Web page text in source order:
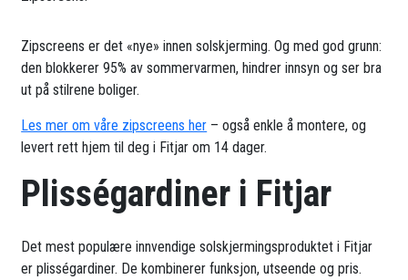
Zipscreens er det «nye» innen solskjerming. Og med god grunn:
den blokkerer 95% av sommervarmen, hindrer innsyn og ser bra
ut på stilrene boliger.
Les mer om våre zipscreens her – også enkle å montere, og
levert rett hjem til deg i Fitjar om 14 dager.
Plisségardiner i Fitjar
Det mest populære innvendige solskjermingsproduktet i Fitjar
er plisségardiner. De kombinerer funksjon, utseende og pris.